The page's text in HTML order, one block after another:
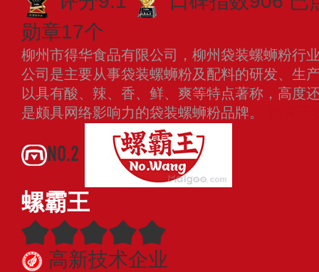
勋章17个
柳州市得华食品有限公司，柳州袋装螺蛳粉行
公司是主要从事袋装螺蛳粉及配料的研发、生
以具有酸、辣、香、鲜、爽等特点著称，高度
是颇具网络影响力的袋装螺蛳粉品牌。
NO.2
螺霸王
高新技术企业